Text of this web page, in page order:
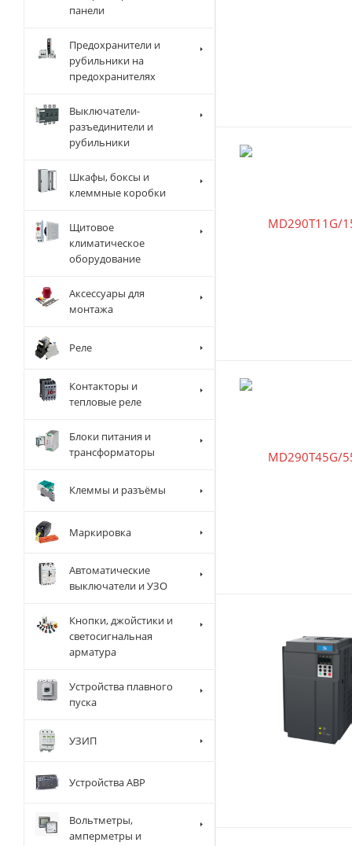
панели
Предохранители и
рубильники на
предохранителях
Выключатели-
разъединители и
рубильники
Шкафы, боксы и
клеммные коробки
Щитовое
климатическое
оборудование
Аксессуары для
монтажа
Реле
Контакторы и
тепловые реле
Блоки питания и
трансформаторы
Клеммы и разъёмы
Маркировка
Автоматические
выключатели и УЗО
Кнопки, джойстики и
светосигнальная
арматура
Устройства плавного
пуска
УЗИП
Устройства АВР
Вольтметры,
амперметры и